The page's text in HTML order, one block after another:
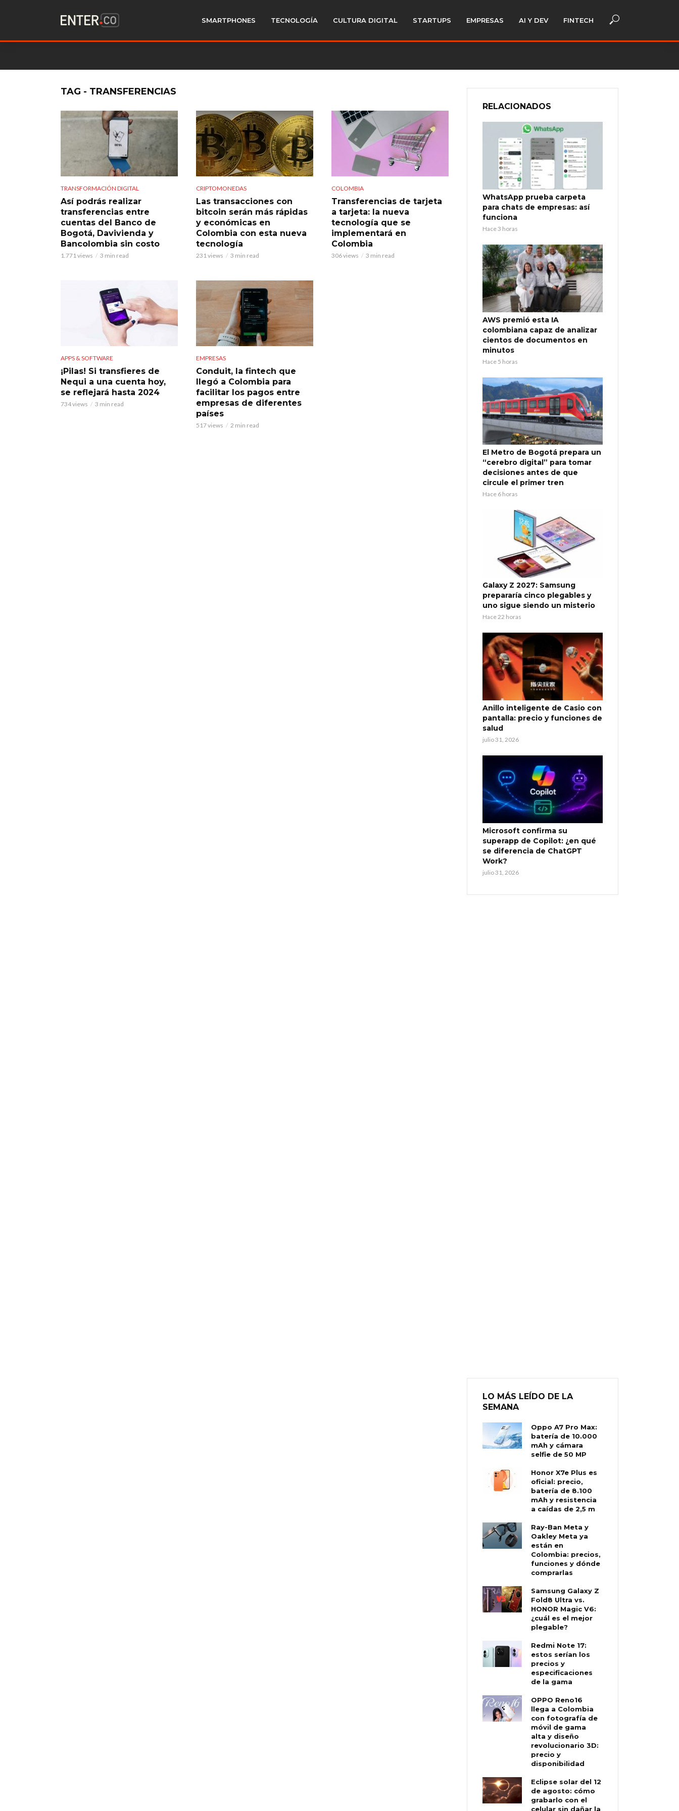
SMARTPHONES TECNOLOGÍA CULTURA DIGITAL STARTUPS EMPRESAS AI Y DEV FINTECH
TAG - TRANSFERENCIAS
TRANSFORMACIÓN DIGITAL
Así podrás realizar
transferencias entre
cuentas del Banco de
Bogotá, Davivienda y
Bancolombia sin costo
1.771 views 3 min read
CRIPTOMONEDAS
Las transacciones con
bitcoin serán más rápidas
y económicas en
Colombia con esta nueva
tecnología
231 views 3 min read
COLOMBIA
Transferencias de tarjeta
a tarjeta: la nueva
tecnología que se
implementará en
Colombia
306 views 3 min read
APPS & SOFTWARE
¡Pilas! Si transfieres de
Nequi a una cuenta hoy,
se reflejará hasta 2024
734 views 3 min read
EMPRESAS
Conduit, la fintech que
llegó a Colombia para
facilitar los pagos entre
empresas de diferentes
países
517 views 2 min read
RELACIONADOS
WhatsApp prueba carpeta
para chats de empresas: así
funciona
Hace 3 horas
AWS premió esta IA
colombiana capaz de analizar
cientos de documentos en
minutos
Hace 5 horas
El Metro de Bogotá prepara un
“cerebro digital” para tomar
decisiones antes de que
circule el primer tren
Hace 6 horas
Galaxy Z 2027: Samsung
prepararía cinco plegables y
uno sigue siendo un misterio
Hace 22 horas
Anillo inteligente de Casio con
pantalla: precio y funciones de
salud
julio 31, 2026
Microsoft confirma su
superapp de Copilot: ¿en qué
se diferencia de ChatGPT
Work?
julio 31, 2026
LO MÁS LEÍDO DE LA
SEMANA
Oppo A7 Pro Max:
batería de 10.000
mAh y cámara
selfie de 50 MP
Honor X7e Plus es
oficial: precio,
batería de 8.100
mAh y resistencia
a caídas de 2,5 m
Ray-Ban Meta y
Oakley Meta ya
están en
Colombia: precios,
funciones y dónde
comprarlas
Samsung Galaxy Z
Fold8 Ultra vs.
HONOR Magic V6:
¿cuál es el mejor
plegable?
Redmi Note 17:
estos serían los
precios y
especificaciones
de la gama
OPPO Reno16
llega a Colombia
con fotografía de
móvil de gama
alta y diseño
revolucionario 3D:
precio y
disponibilidad
Eclipse solar del 12
de agosto: cómo
grabarlo con el
celular sin dañar la